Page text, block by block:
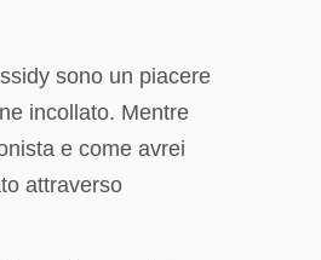
sono un piacere
incollato. Mentre
e come avrei
attraverso